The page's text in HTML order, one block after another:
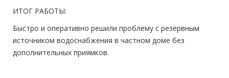
ИТОГ РАБОТЫ:
Быстро и оперативно решили проблему с резервным
источником водоснабжения в частном доме без
дополнительных приямков.